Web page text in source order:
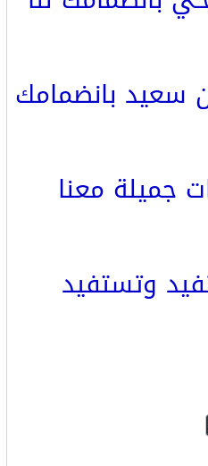
سعيد بانضمامك
جميلة معنا
وتستفيد